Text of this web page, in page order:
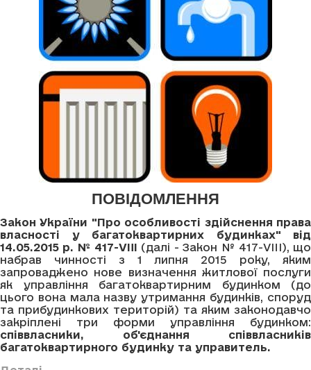
ПОВІДОМЛЕННЯ
Закон України "Про особливості здійснення права
власності у багатоквартирних будинках" від
14.05.2015 р. № 417-VIII (далі - Закон № 417-VIII), що
набрав чинності з 1 липня 2015 року, яким
запроваджено нове визначення житлової послуги
як управління багатоквартирним будинком (до
цього вона мала назву утримання будинків, споруд
та прибудинкових територій) та яким законодавчо
закріплені три форми управління будинком:
співвласники, об'єднання співвласників
багатоквартирного будинку та управитель.